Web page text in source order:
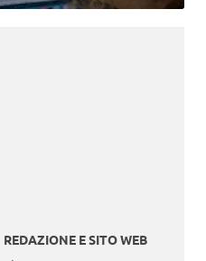
REDAZIONE E SITO WEB